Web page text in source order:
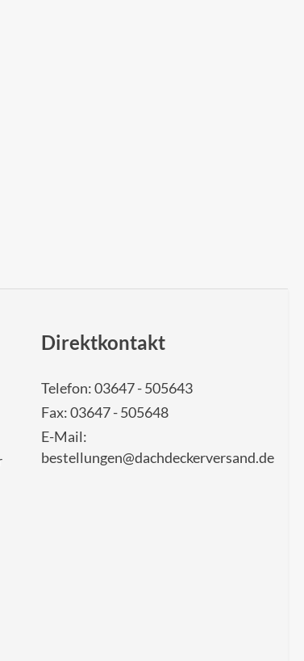
Direktkontakt
Telefon: 03647 - 505643
Fax: 03647 - 505648
E-Mail:
bestellungen@dachdeckerversand.de